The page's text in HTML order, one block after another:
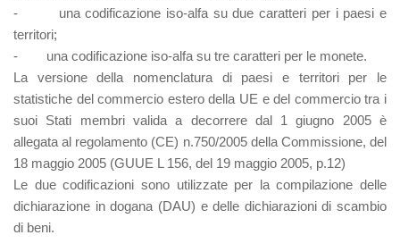
- una codificazione iso-alfa su due caratteri per i paesi e
territori;
- una codificazione iso-alfa su tre caratteri per le monete.
La versione della nomenclatura di paesi e territori per le
statistiche del commercio estero della UE e del commercio tra i
suoi Stati membri valida a decorrere dal 1 giugno 2005 è
allegata al regolamento (CE) n.750/2005 della Commissione, del
18 maggio 2005 (GUUE L 156, del 19 maggio 2005, p.12)
Le due codificazioni sono utilizzate per la compilazione delle
dichiarazione in dogana (DAU) e delle dichiarazioni di scambio
di beni.